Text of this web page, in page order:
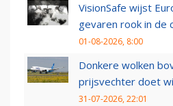
VisionSafe wijst
gevaren rook in de
01-08-2026, 8:00
Donkere wolken
prijsvechter doet
31-07-2026, 22:01